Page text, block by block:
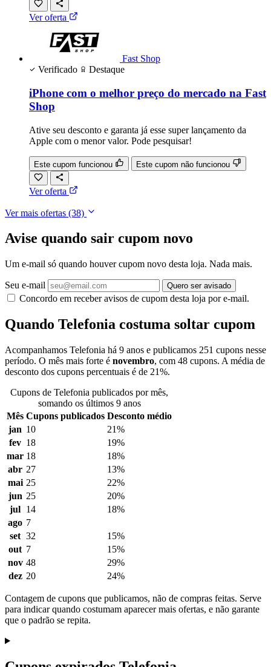
Ver oferta
Fast Shop
Verificado
Destaque
iPhone com o melhor preço do mercado na Fast
Shop
Ative seu desconto e garanta já esse super lançamento da
Apple com o menor valor. Pode pesquisar!
Este cupom funcionou Este cupom não funcionou
Ver oferta
Ver mais ofertas (38)
Avise quando sair cupom novo
Um e-mail só quando houver cupom novo desta loja. Nada mais.
Seu e-mail Quero ser avisado
Concordo em receber avisos de cupom desta loja por e-mail.
Quando Telefonia costuma soltar cupom
Acompanhamos Telefonia há 9 anos e publicamos 251 cupons nesse
período. O mês mais forte é novembro, com 48 cupons. A média de
desconto dos cupons percentuais é de 21%.
Cupons de Telefonia publicados por mês,
somando os últimos 9 anos
Mês Cupons publicados Desconto médio
jan 10
21%
fev 18
19%
mar 18
18%
abr 27
13%
mai 25
22%
jun 25
20%
jul 14
18%
ago 7
set 32
15%
out 7
15%
nov 48
29%
dez 20 24%
Contagem de cupons que publicamos, não de compras feitas. Serve
para indicar quando costumam aparecer mais ofertas, e não garante
que o padrão se repita.